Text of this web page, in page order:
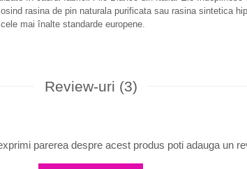
rasina de pin naturala purificata sau rasina sintetica
mai înalte standarde europene.
Review-uri (3)
parerea despre acest produs poti adauga un